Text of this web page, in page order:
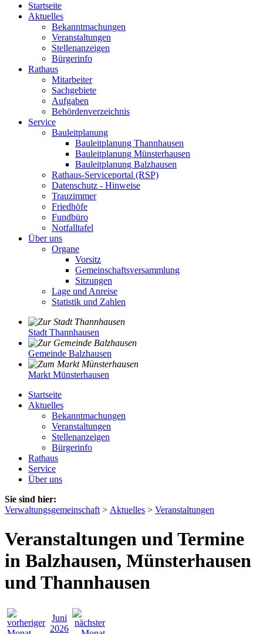
Startseite
Aktuelles
Bekanntmachungen
Veranstaltungen
Stellenanzeigen
Bürgerinfo
Rathaus
Mitarbeiter
Sachgebiete
Aufgaben
Behördenverzeichnis
Service
Bauleitplanung
Bauleitplanung Thannhausen
Bauleitplanung Münsterhausen
Bauleitplanung Balzhausen
Rathaus-Serviceportal (RSP)
Datenschutz - Hinweise
Trauzimmer
Friedhöfe
Fundbüro
Notfalltafel
Über uns
Organe
Vorsitz
Gemeinschaftsversammlung
Sitzungen
Lage und Anreise
Statistik und Zahlen
Stadt Thannhausen
Gemeinde Balzhausen
Markt Münsterhausen
Startseite
Aktuelles
Bekanntmachungen
Veranstaltungen
Stellenanzeigen
Bürgerinfo
Rathaus
Service
Über uns
Sie sind hier:
Verwaltungsgemeinschaft > Aktuelles > Veranstaltungen
Veranstaltungen und Termine
in Balzhausen, Münsterhausen
und Thannhausen
Juni
2026